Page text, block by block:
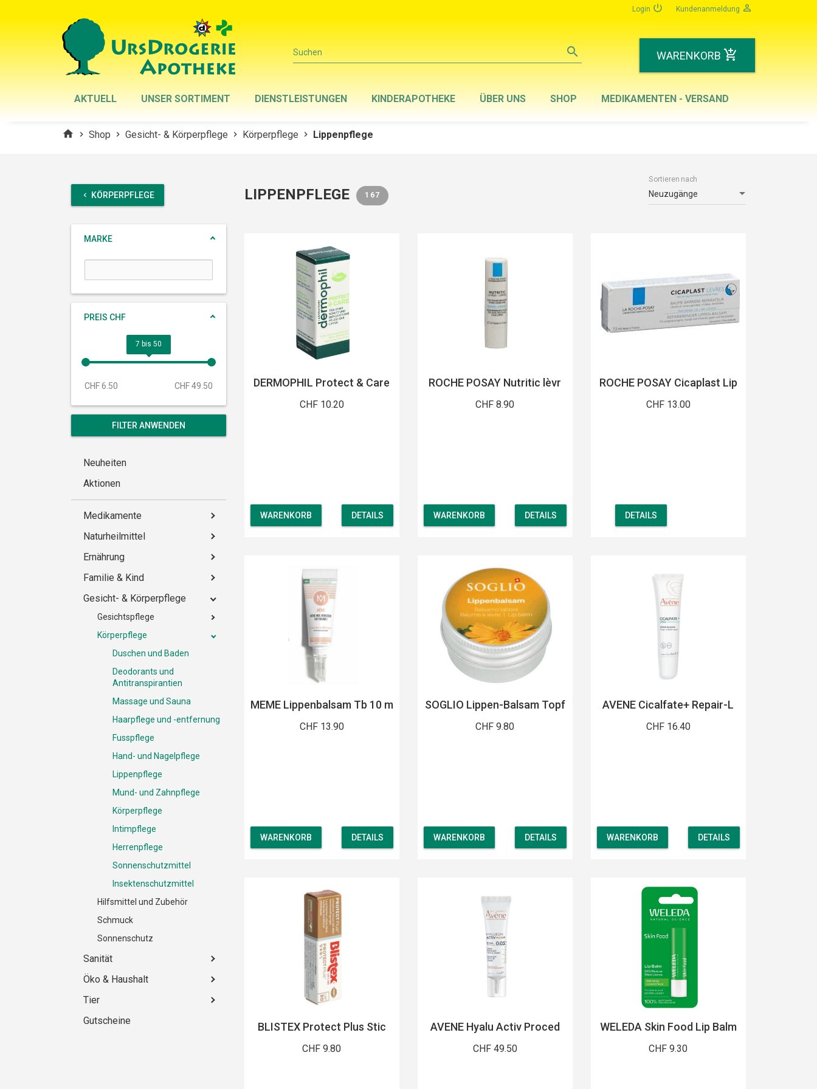
Login power_settings_new Kundenanmeldung person_outline
Suchen search WARENKORB add_shopping_cart
AKTUELL UNSER SORTIMENT DIENSTLEISTUNGEN KINDERAPOTHEKE ÜBER UNS SHOP MEDIKAMENTEN - VERSAND
home chevron_right Shop chevron_right Gesicht- & Körperpflege chevron_right Körperpflege chevron_right Lippenpflege
chevron_left KÖRPERPFLEGE
MARKE
PREIS CHF
7 bis 50
CHF 6.50 CHF 49.50
Neuheiten
Aktionen
Medikamente
Naturheilmittel
Ernährung
Familie & Kind
Gesicht- & Körperpflege
Gesichtspflege
Körperpflege
Duschen und Baden
Deodorants und
Antitranspirantien
Massage und Sauna
Haarpflege und -entfernung
Fusspflege
Hand- und Nagelpflege
Lippenpflege
Mund- und Zahnpflege
Körperpflege
Intimpflege
Herrenpflege
Sonnenschutzmittel
Insektenschutzmittel
Hilfsmittel und Zubehör
Schmuck
Sonnenschutz
Sanität
Öko & Haushalt
Tier
Gutscheine
LIPPENPFLEGE 167
Sortieren nach
DERMOPHIL Protect & Care
CHF 10.20
WARENKORB DETAILS
ROCHE POSAY Nutritic lèvr
CHF 8.90
WARENKORB DETAILS
ROCHE POSAY Cicaplast Lip
CHF 13.00
DETAILS
MEME Lippenbalsam Tb 10 m
CHF 13.90
WARENKORB DETAILS
SOGLIO Lippen-Balsam Topf
CHF 9.80
WARENKORB DETAILS
AVENE Cicalfate+ Repair-L
CHF 16.40
WARENKORB DETAILS
BLISTEX Protect Plus Stic
CHF 9.80
AVENE Hyalu Activ Proced
CHF 49.50
WELEDA Skin Food Lip Balm
CHF 9.30